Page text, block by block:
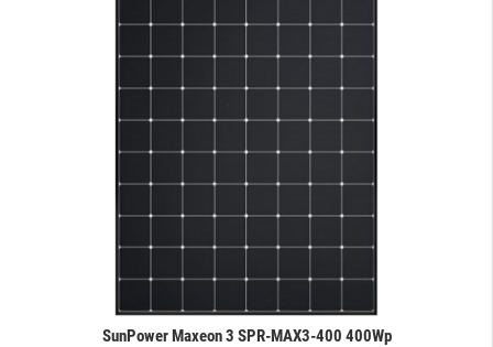
SunPower Maxeon 3 SPR-MAX3-400 400Wp